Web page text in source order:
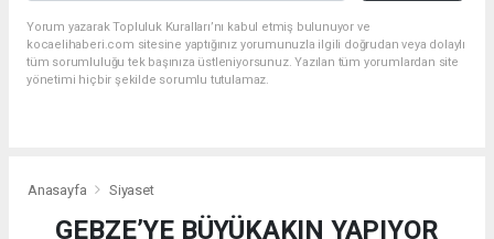
Yorum yazarak Topluluk Kuralları’nı kabul etmiş bulunuyor ve
kocaelihaberi.com sitesine yaptığınız yorumunuzla ilgili doğrudan veya dolaylı
tüm sorumluluğu tek başınıza üstleniyorsunuz. Yazılan tüm yorumlardan site
yönetimi hiçbir şekilde sorumlu tutulamaz.
Anasayfa Siyaset
GEBZE’YE BÜYÜKAKIN YAPIYOR